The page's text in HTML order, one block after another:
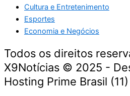
Cultura e Entretenimento
Esportes
Economia e Negócios
Todos os direitos
X9Notícias © 2025 -
Hosting Prime Brasil